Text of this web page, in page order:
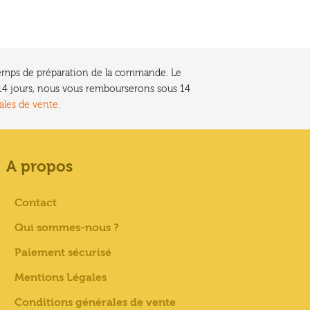
de préparation de la commande. Le
jours, nous vous rembourserons sous 14
de vente.
A propos
Contact
Qui sommes-nous ?
Paiement sécurisé
Mentions Légales
Conditions générales de vente